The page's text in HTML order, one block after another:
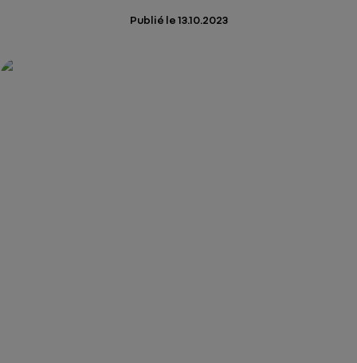
Publié le13.10.2023